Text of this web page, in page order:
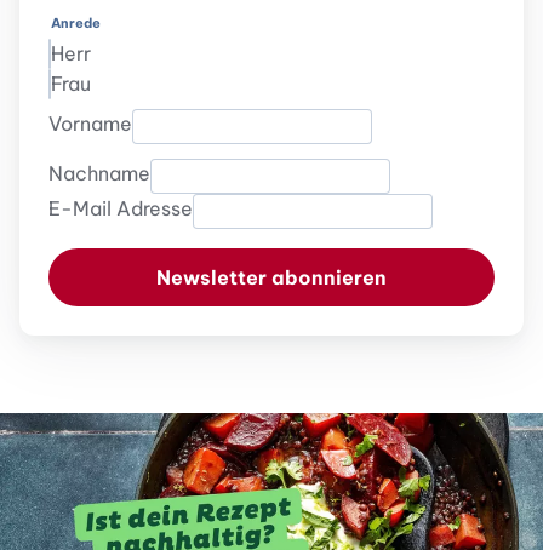
Anrede
Herr
Frau
Vorname
Nachname
E-Mail Adresse
Newsletter abonnieren